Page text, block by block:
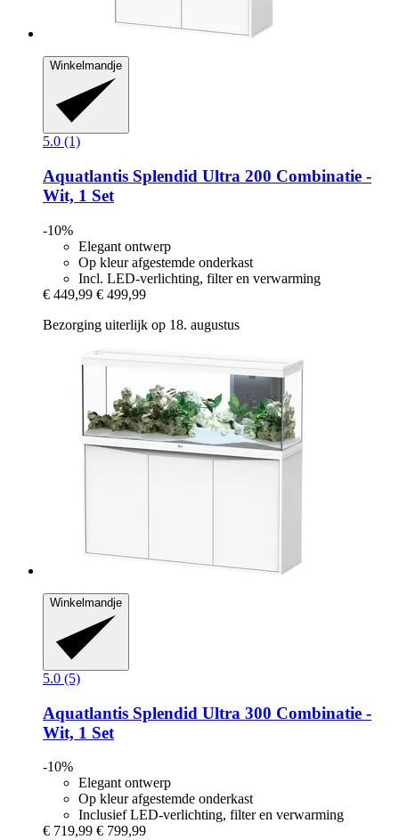
Winkelmandje
5.0 (1)
Aquatlantis Splendid Ultra 200 Combinatie -​
Wit, 1 Set
-10%
Elegant ontwerp
Op kleur afgestemde onderkast
Incl. LED-verlichting, filter en verwarming
€ 449,99 € 499,99
Bezorging uiterlijk op 18. augustus
Winkelmandje
5.0 (5)
Aquatlantis Splendid Ultra 300 Combinatie -​
Wit, 1 Set
-10%
Elegant ontwerp
Op kleur afgestemde onderkast
Inclusief LED-verlichting, filter en verwarming
€ 719,99 € 799,99